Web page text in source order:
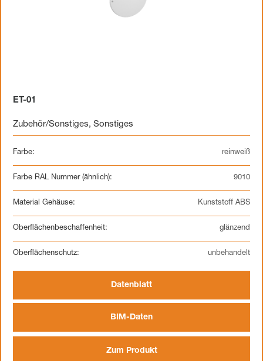
ET-01
Zubehör/Sonstiges, Sonstiges
Farbe: reinweiß
Farbe RAL Nummer (ähnlich): 9010
Material Gehäuse: Kunststoff ABS
Oberflächenbeschaffenheit: glänzend
Oberflächenschutz: unbehandelt
Datenblatt
BIM-Daten
Zum Produkt